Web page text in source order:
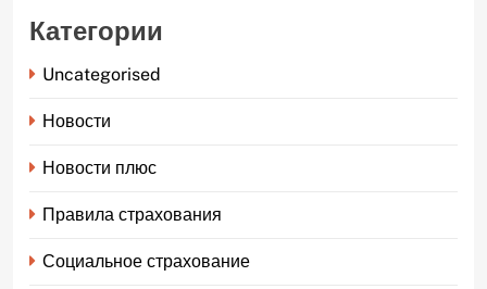
Категории
Uncategorised
Новости
Новости плюс
Правила страхования
Социальное страхование